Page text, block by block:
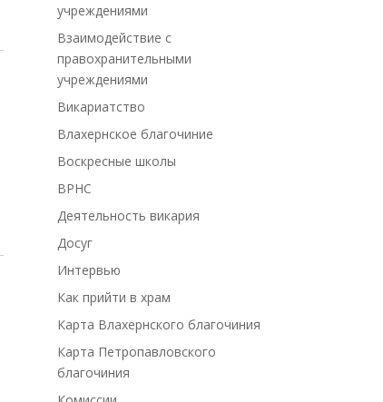
учреждениями
Взаимодействие с
правохранительными
учреждениями
Викариатство
Влахернское благочиние
Воскресные школы
ВРНС
Деятельность викария
Досуг
Интервью
Как прийти в храм
Карта Влахернского благочиния
Карта Петропавловского
благочиния